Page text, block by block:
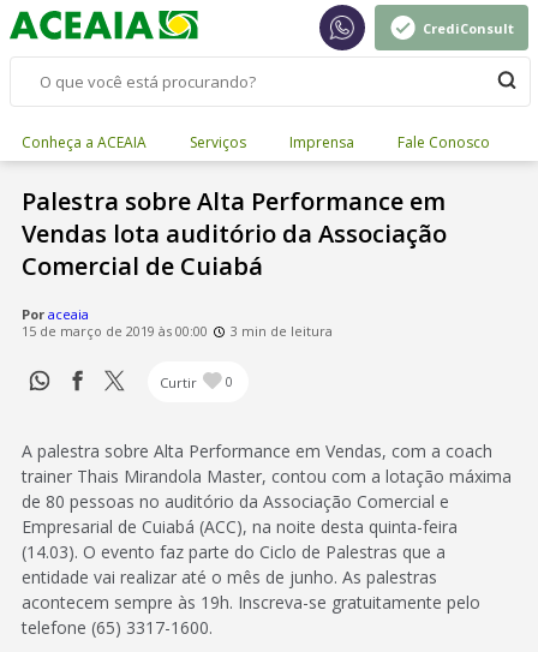
CrediConsult
Conheça a ACEAIA Serviços Imprensa Fale Conosco
Palestra sobre Alta Performance em
Vendas lota auditório da Associação
Comercial de Cuiabá
Por aceaia
15 de março de 2019 às 00:00
3 min de leitura
Curtir 0
A palestra sobre Alta Performance em Vendas, com a coach
trainer Thais Mirandola Master, contou com a lotação máxima
de 80 pessoas no auditório da Associação Comercial e
Empresarial de Cuiabá (ACC), na noite desta quinta-feira
(14.03). O evento faz parte do Ciclo de Palestras que a
entidade vai realizar até o mês de junho. As palestras
acontecem sempre às 19h. Inscreva-se gratuitamente pelo
telefone (65) 3317-1600.